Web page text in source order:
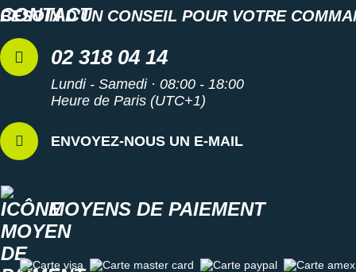
BESOIN D'UN CONSEIL POUR VOTRE
02 318 04 14
Lundi - Samedi · 08:00 - 18:00
Heure de Paris (UTC+1)
ENVOYEZ-NOUS UN E-MAIL
MOYENS DE PAIEMENT
Carte visa Carte master card Carte paypal Carte amex